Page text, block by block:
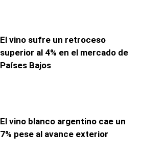
El vino sufre un retroceso
superior al 4% en el mercado de
Países Bajos
El vino blanco argentino cae un
7% pese al avance exterior